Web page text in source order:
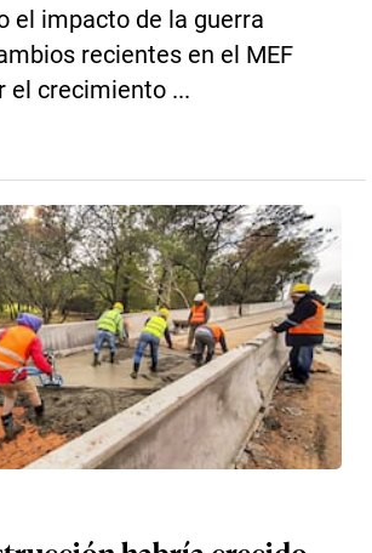
el impacto de la guerra
recientes en el MEF
el crecimiento ...